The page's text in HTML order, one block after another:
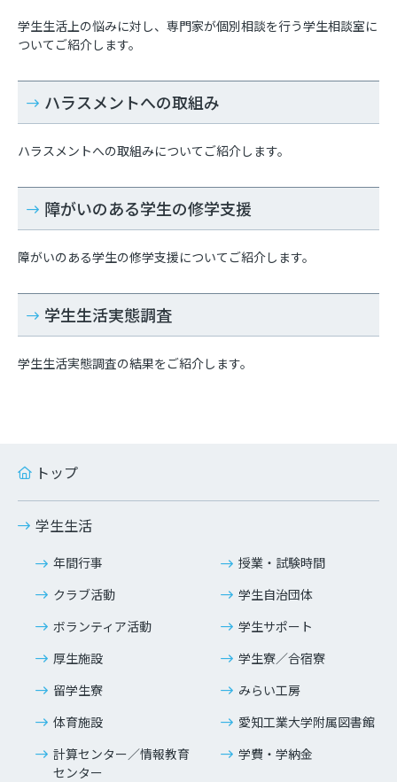
学生生活上の悩みに対し、専門家が個別相談を行う学生相談室に
ついてご紹介します。
ハラスメントへの取組み
ハラスメントへの取組みについてご紹介します。
障がいのある学生の修学支援
障がいのある学生の修学支援についてご紹介します。
学生生活実態調査
学生生活実態調査の結果をご紹介します。
トップ
学生生活
年間行事
授業・試験時間
クラブ活動
学生自治団体
ボランティア活動
学生サポート
厚生施設
学生寮／合宿寮
留学生寮
みらい工房
体育施設
愛知工業大学附属図書館
計算センター／情報教育
センター
学費・学納金